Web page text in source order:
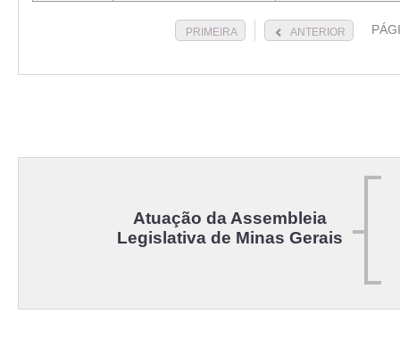
PRIMEIRA ANTERIOR
Atuação da Assembleia
Legislativa de Minas Gerais